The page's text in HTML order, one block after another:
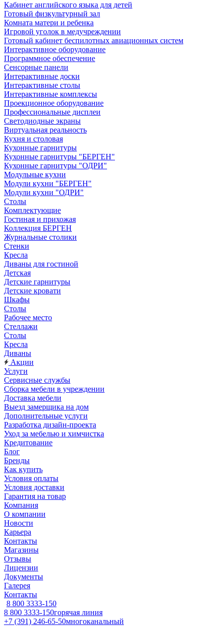
Кабинет английского языка для детей
Готовый физкультурный зал
Комната матери и ребенка
Игровой уголок в медучреждении
Готовый кабинет беспилотных авиационных систем
Интерактивное оборудование
Программное обеспечение
Сенсорные панели
Интерактивные доски
Интерактивные столы
Интерактивные комплексы
Проекционное оборудование
Профессиональные дисплеи
Светодиодные экраны
Виртуальная реальность
Кухня и столовая
Кухонные гарнитуры
Кухонные гарнитуры "БЕРГЕН"
Кухонные гарнитуры "ОДРИ"
Модульные кухни
Модули кухни "БЕРГЕН"
Модули кухни "ОДРИ"
Столы
Комплектующие
Гостиная и прихожая
Коллекция БЕРГЕН
Журнальные столики
Стенки
Кресла
Диваны для гостиной
Детская
Детские гарнитуры
Детские кровати
Шкафы
Столы
Рабочее место
Стеллажи
Столы
Кресла
Диваны
Акции
Услуги
Сервисные службы
Сборка мебели в учреждении
Доставка мебели
Выезд замерщика на дом
Дополнительные услуги
Разработка дизайн-проекта
Уход за мебелью и химчистка
Кредитование
Блог
Бренды
Как купить
Условия оплаты
Условия доставки
Гарантия на товар
Компания
О компании
Новости
Карьера
Контакты
Магазины
Отзывы
Лицензии
Документы
Галерея
Контакты
8 800 3333-150
8 800 3333-150горячая линия
+7 (391) 246-65-50многоканальный